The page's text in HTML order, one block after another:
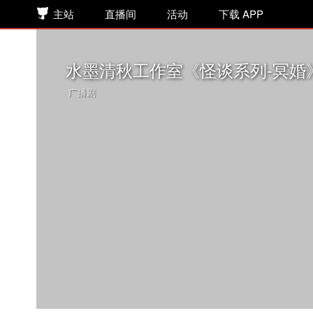
主站 直播间 活动 下载 APP
水墨清秋工作室《怪谈系列-冥婚
广播剧